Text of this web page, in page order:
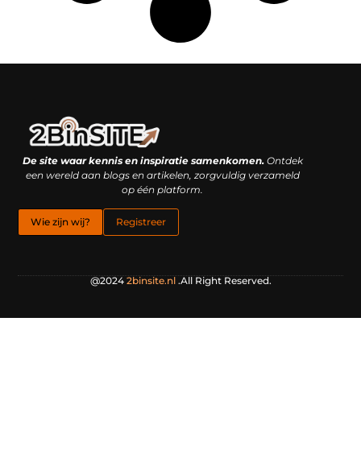
De site waar kennis en inspiratie samenkomen.Ontdek
een wereld aan blogs en artikelen, zorgvuldig verzameld
op één platform.
Wie zijn wij? Registreer
@2024 2binsite.nl.All Right Reserved.